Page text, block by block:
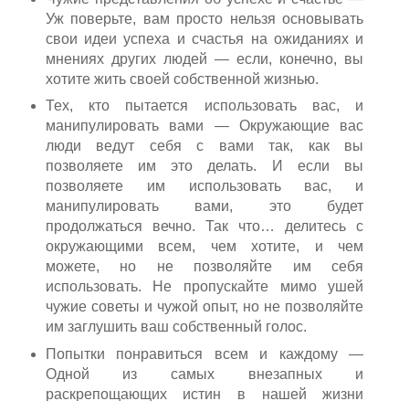
Уж поверьте, вам просто нельзя основывать
свои идеи успеха и счастья на ожиданиях и
мнениях других людей — если, конечно, вы
хотите жить своей собственной жизнью.
Тех, кто пытается использовать вас, и
манипулировать вами — Окружающие вас
люди ведут себя с вами так, как вы
позволяете им это делать. И если вы
позволяете им использовать вас, и
манипулировать вами, это будет
продолжаться вечно. Так что… делитесь с
окружающими всем, чем хотите, и чем
можете, но не позволяйте им себя
использовать. Не пропускайте мимо ушей
чужие советы и чужой опыт, но не позволяйте
им заглушить ваш собственный голос.
Попытки понравиться всем и каждому —
Одной из самых внезапных и
раскрепощающих истин в нашей жизни